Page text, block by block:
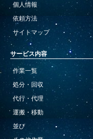
個人情報
依頼方法
サイトマップ
サービス内容
作業一覧
処分・回収
代行・代理
運搬・移動
並び